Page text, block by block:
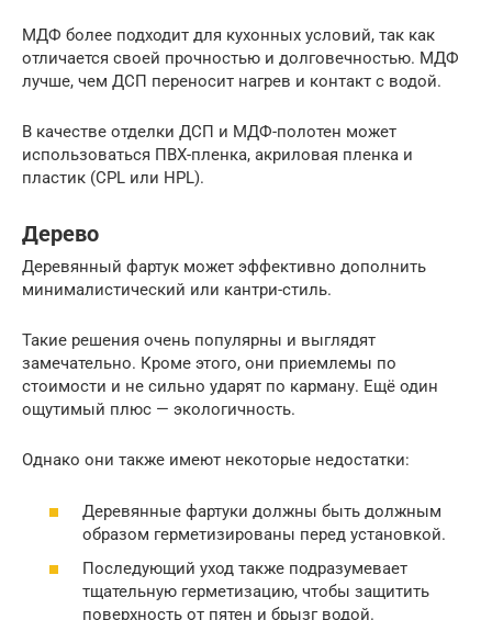
МДФ более подходит для кухонных условий, так как
отличается своей прочностью и долговечностью. МДФ
лучше, чем ДСП переносит нагрев и контакт с водой.
В качестве отделки ДСП и МДФ-полотен может
использоваться ПВХ-пленка, акриловая пленка и
пластик (CPL или HPL).
Дерево
Деревянный фартук может эффективно дополнить
минималистический или кантри-стиль.
Такие решения очень популярны и выглядят
замечательно. Кроме этого, они приемлемы по
стоимости и не сильно ударят по карману. Ещё один
ощутимый плюс — экологичность.
Однако они также имеют некоторые недостатки:
Деревянные фартуки должны быть должным
образом герметизированы перед установкой.
Последующий уход также подразумевает
тщательную герметизацию, чтобы защитить
поверхность от пятен и брызг водой.